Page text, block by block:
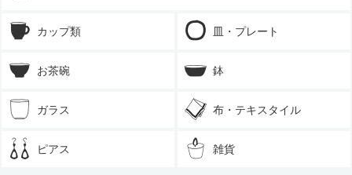
カップ類 皿・プレート
お茶碗 鉢
ガラス 布・テキスタイル
ピアス 雑貨